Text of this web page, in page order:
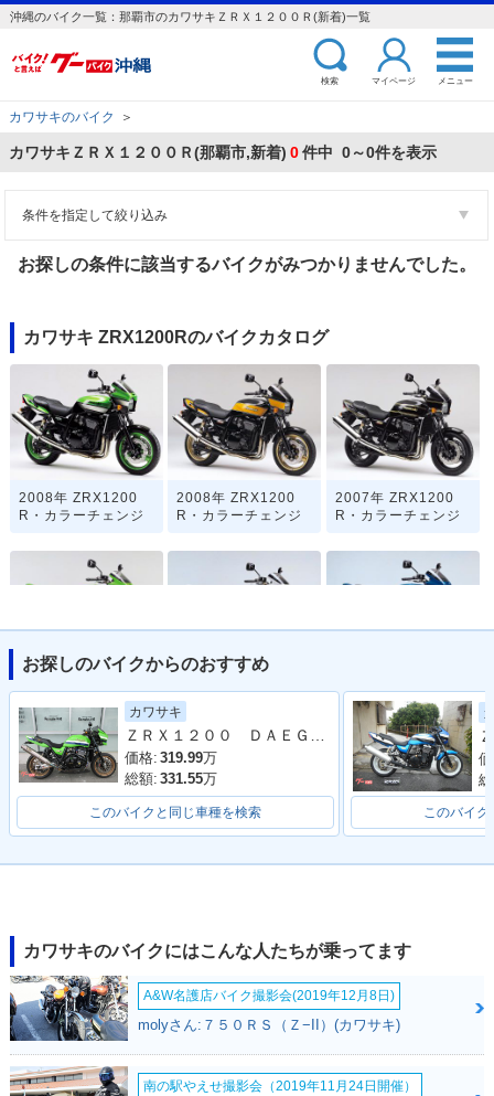
沖縄のバイク一覧：那覇市のカワサキＺＲＸ１２００Ｒ(新着)一覧
検索 マイページ メニュー
カワサキのバイク ＞
カワサキＺＲＸ１２００Ｒ(那覇市,新着) 0件中 0～0件を表示
条件を指定して絞り込み
お探しの条件に該当するバイクがみつかりませんでした。
カワサキ ZRX1200Rのバイクカタログ
2008年 ZRX1200
R・カラーチェンジ
2008年 ZRX1200
R・カラーチェンジ
2007年 ZRX1200
R・カラーチェンジ
R・カラーチェンジ
カワサキ正規取扱店
限定車・特別・限定
仕様
R・カラーチェンジ
ジ
お探しのバイクからのおすすめ
カワサキ
ＺＲＸ１２００ ＤＡＥＧ フルカスタム ファイナルエディション 前後オーリンズサス スイングアーム ノジマフルエキ他多数
価格: 319.99万
総額: 331.55万
このバイクと同じ車種を検索 このバイク
カワサキのバイクにはこんな人たちが乗ってます
A&W名護店バイク撮影会(2019年12月8日)
molyさん:７５０ＲＳ（Ｚ−II）(カワサキ)
南の駅やえせ撮影会（2019年11月24日開催）